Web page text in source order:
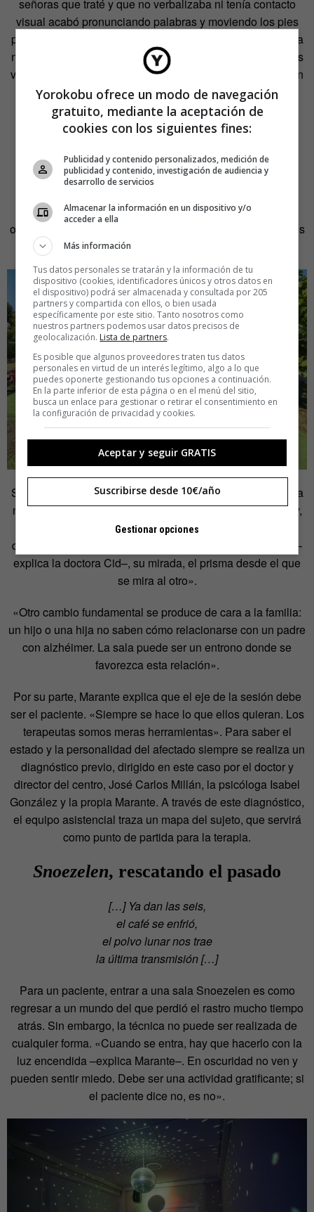
señoras que traté y que no verbalizaba ni tenía contacto
visual acabó pronunciando palabras y moviendo los pies
para tocar las flores que aparecían en la imagen. No movía
nada, estaba apática, se había olvidado de su cuerpo. Tras
varias sesiones terminó diciendo
. Fue un
momento maravilloso».
Aparte de la sala, el centro cuenta también con un jardín
multisensorial en el que los pacientes pueden plantar y
cultivar diferentes frutos en unos grandes maceteros de
colores. Un recorrido, trazado con planchas de goma
itinerario para moverse por el entorno, en el que pueden
oler, tocar y mirar diferentes elementos, aparte de recibir los
efectos beneficiosos de la luz solar.
Sin embargo, el jardín, la sala y los objetos que hay en ella
no son lo más importante de la técnica, sino el terapeuta y,
sobre todo, el paciente. «Uno de los cambios principales
que genera el método Snoezelen se da en el profesional –
explica la doctora Cid–, su mirada, el prisma desde el que
se mira al otro».
«Otro cambio fundamental se produce de cara a la familia:
un hijo o una hija no saben cómo relacionarse con un padre
con alzhéimer. La sala puede ser un entrono donde se
favorezca esta relación».
Por su parte, Marante explica que el eje de la sesión debe
ser el paciente. «Siempre se hace lo que ellos quieran. Los
terapeutas somos meras herramientas». Para saber el
estado y la personalidad del afectado siempre se realiza un
diagnóstico previo, dirigido en este caso por el doctor y
director del centro, José Carlos Millán, la psicóloga Isabel
González y la propia Marante. A través de este diagnóstico,
el equipo asistencial traza un mapa del sujeto, que servirá
como punto de partida para la terapia.
Snoezelen, rescatando el pasado
[…] Ya dan las seis,
el café se enfrió,
el polvo lunar nos trae
la última transmisión […]
Para un paciente, entrar a una sala Snoezelen es como
regresar a un mundo del que perdió el rastro mucho tiempo
atrás. Sin embargo, la técnica no puede ser realizada de
cualquier forma. «Cuando se entra, hay que hacerlo con la
luz encendida –explica Marante–. En oscuridad no ven y
pueden sentir miedo. Debe ser una actividad gratificante; si
el paciente dice no, es no».
Yorokobu ofrece un modo de navegación
gratuito, mediante la aceptación de
cookies con los siguientes fines:
Publicidad y contenido personalizados, medición de
publicidad y contenido, investigación de audiencia y
desarrollo de servicios
Almacenar la información en un dispositivo y/o
acceder a ella
Más información
Tus datos personales se tratarán y la información de tu
dispositivo (cookies, identificadores únicos y otros datos en
el dispositivo) podrá ser almacenada y consultada por 205
partners y compartida con ellos, o bien usada
específicamente por este sitio. Tanto nosotros como
nuestros partners podemos usar datos precisos de
geolocalización. Lista de partners.
Es posible que algunos proveedores traten tus datos
personales en virtud de un interés legítimo, algo a lo que
puedes oponerte gestionando tus opciones a continuación.
En la parte inferior de esta página o en el menú del sitio,
busca un enlace para gestionar o retirar el consentimiento en
la configuración de privacidad y cookies.
Aceptar y seguir GRATIS
Suscribirse desde 10€/año
Gestionar opciones